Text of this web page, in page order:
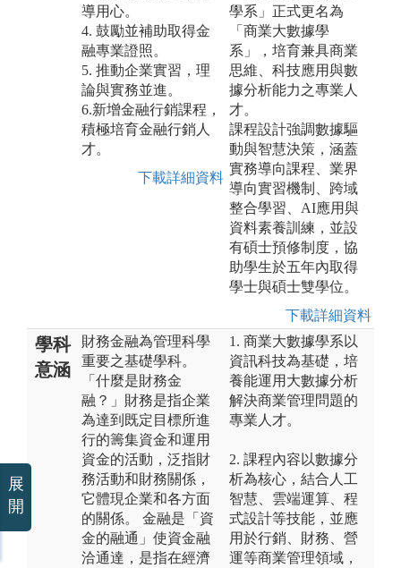
導用心。
4. 鼓勵並補助取得金
融專業證照。
5. 推動企業實習，理
論與實務並進。
6.新增金融行銷課程，
積極培育金融行銷人
才。
下載詳細資料
學系」正式更名為
「商業大數據學
系」，培育兼具商業
思維、科技應用與數
據分析能力之專業人
才。
課程設計強調數據驅
動與智慧決策，涵蓋
實務導向課程、業界
導向實習機制、跨域
整合學習、AI應用與
資料素養訓練，並設
有碩士預修制度，協
助學生於五年內取得
學士與碩士雙學位。
下載詳細資料
學科
意涵
財務金融為管理科學
重要之基礎學科。
「什麼是財務金
融？」財務是指企業
為達到既定目標所進
行的籌集資金和運用
資金的活動，泛指財
務活動和財務關係，
它體現企業和各方面
的關係。 金融是「資
金的融通」使資金融
洽通達，是指在經濟
1. 商業大數據學系以
資訊科技為基礎，培
養能運用大數據分析
解決商業管理問題的
專業人才。
2. 課程內容以數據分
析為核心，結合人工
智慧、雲端運算、程
式設計等技能，並應
用於行銷、財務、營
運等商業管理領域，
展
開